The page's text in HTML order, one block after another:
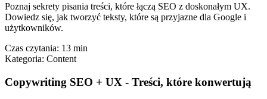
Poznaj sekrety pisania treści, które łączą SEO z doskonałym UX.
Dowiedz się, jak tworzyć teksty, które są przyjazne dla Google i
użytkowników.
Czas czytania: 13 min
Kategoria: Content
Copywriting SEO + UX - Treści, które konwertują